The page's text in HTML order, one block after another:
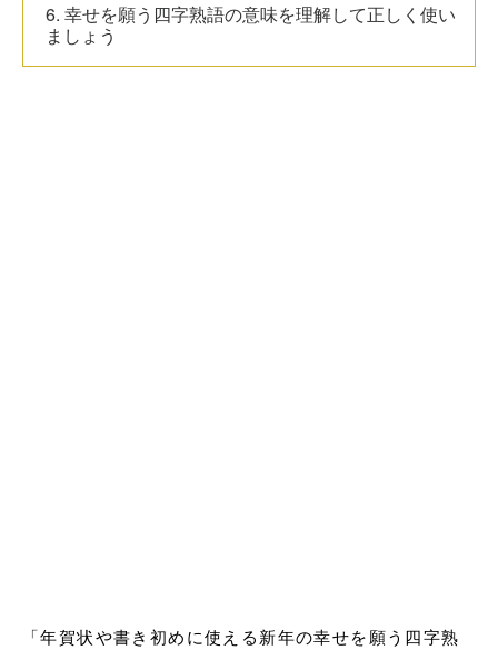
6. 幸せを願う四字熟語の意味を理解して正しく使い
ましょう
「年賀状や書き初めに使える新年の幸せを願う四字熟